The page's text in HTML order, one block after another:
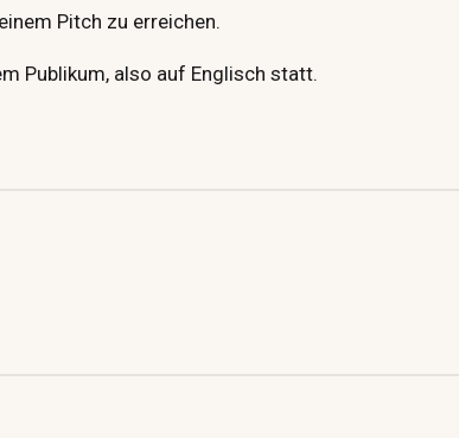
Pitch zu erreichen.
Publikum, also auf Englisch statt.